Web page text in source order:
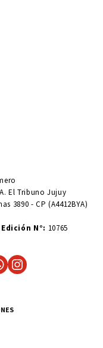
El Tribuno Jujuy
3890 - CP (A4412BYA)
Edición N°: 10765